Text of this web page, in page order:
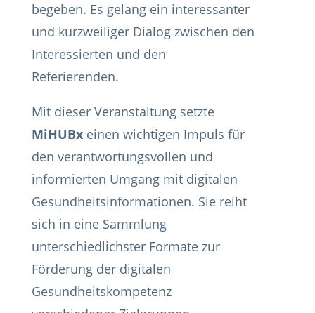
begeben. Es gelang ein interessanter
und kurzweiliger Dialog zwischen den
Interessierten und den
Referierenden.
Mit dieser Veranstaltung setzte
MiHUBxeinen wichtigen Impuls für
den verantwortungsvollen und
informierten Umgang mit digitalen
Gesundheitsinformationen. Sie reiht
sich in eine Sammlung
unterschiedlichster Formate zur
Förderung der digitalen
Gesundheitskompetenz